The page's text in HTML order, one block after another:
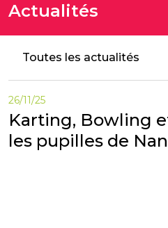
Actualités
Toutes les actualités
26/11/25
Karting, Bowling
les pupilles de